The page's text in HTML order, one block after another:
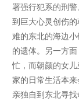
署强行犯系的刑
到巨大心灵创伤
难的东北的海边
的遗体。另一方
忙，而朝颜的女
家的日常生活本
亲独自到东北寻